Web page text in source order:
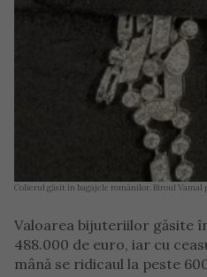
Colierul găsit în bagajele românilor. Biroul Vamal
Valoarea bijuteriilor găsite
488.000 de euro, iar cu
mână se ridicaul la peste